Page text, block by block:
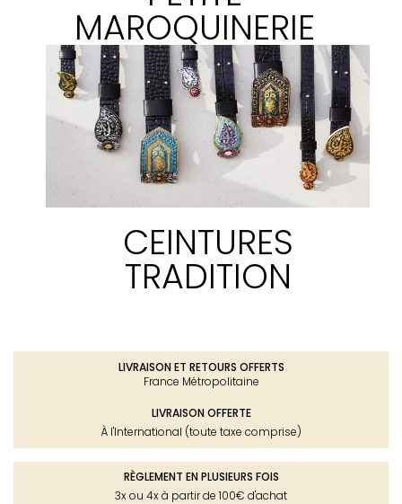
MAROQUINERIE
CEINTURES
TRADITION
LIVRAISON ET RETOURS OFFERTS
France Métropolitaine
LIVRAISON OFFERTE
À l'International (toute taxe comprise)
RÈGLEMENT EN PLUSIEURS FOIS
3x ou 4x à partir de 100€ d'achat